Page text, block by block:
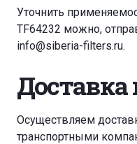
Уточнить
TF64232 можно,
info@siberia-filters.ru.
Доставка
Осуществляем
транспортными